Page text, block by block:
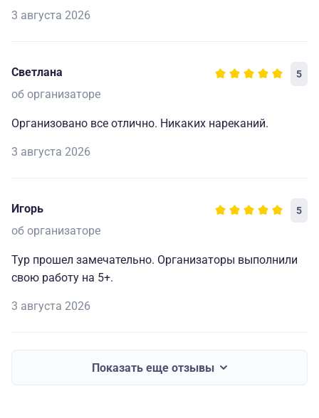
3 августа 2026
Светлана 5
об организаторе
Организовано все отлично. Никаких нареканий.
3 августа 2026
Игорь 5
об организаторе
Тур прошел замечательно. Организаторы выполнили
свою работу на 5+.
3 августа 2026
Показать еще отзывы